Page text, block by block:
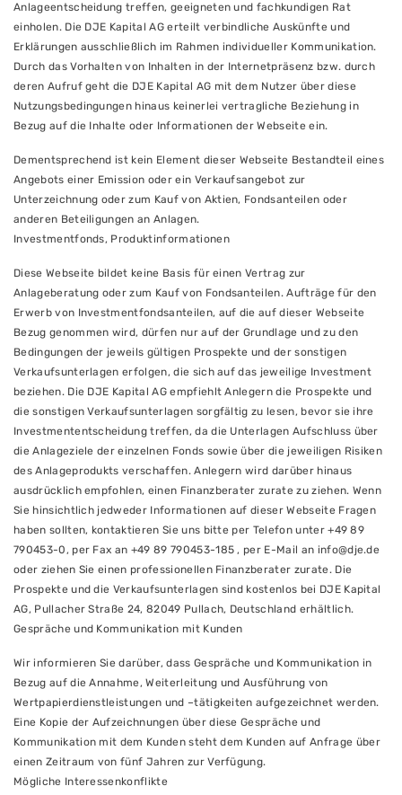
Anlageentscheidung treffen, geeigneten und fachkundigen Rat
einholen. Die DJE Kapital AG erteilt verbindliche Auskünfte und
Erklärungen ausschließlich im Rahmen individueller Kommunikation.
Durch das Vorhalten von Inhalten in der Internetpräsenz bzw. durch
deren Aufruf geht die DJE Kapital AG mit dem Nutzer über diese
Nutzungsbedingungen hinaus keinerlei vertragliche Beziehung in
Bezug auf die Inhalte oder Informationen der Webseite ein.
Dementsprechend ist kein Element dieser Webseite Bestandteil eines
Angebots einer Emission oder ein Verkaufsangebot zur
Unterzeichnung oder zum Kauf von Aktien, Fondsanteilen oder
anderen Beteiligungen an Anlagen.
Investmentfonds, Produktinformationen
Diese Webseite bildet keine Basis für einen Vertrag zur
Anlageberatung oder zum Kauf von Fondsanteilen. Aufträge für den
Erwerb von Investmentfondsanteilen, auf die auf dieser Webseite
Bezug genommen wird, dürfen nur auf der Grundlage und zu den
Bedingungen der jeweils gültigen Prospekte und der sonstigen
Verkaufsunterlagen erfolgen, die sich auf das jeweilige Investment
beziehen. Die DJE Kapital AG empfiehlt Anlegern die Prospekte und
die sonstigen Verkaufsunterlagen sorgfältig zu lesen, bevor sie ihre
Investmententscheidung treffen, da die Unterlagen Aufschluss über
die Anlageziele der einzelnen Fonds sowie über die jeweiligen Risiken
des Anlageprodukts verschaffen. Anlegern wird darüber hinaus
ausdrücklich empfohlen, einen Finanzberater zurate zu ziehen. Wenn
Sie hinsichtlich jedweder Informationen auf dieser Webseite Fragen
haben sollten, kontaktieren Sie uns bitte per Telefon unter +49 89
790453-0, per Fax an +49 89 790453-185 , per E-Mail an info@dje.de
oder ziehen Sie einen professionellen Finanzberater zurate. Die
Prospekte und die Verkaufsunterlagen sind kostenlos bei DJE Kapital
AG, Pullacher Straße 24, 82049 Pullach, Deutschland erhältlich.
Gespräche und Kommunikation mit Kunden
Wir informieren Sie darüber, dass Gespräche und Kommunikation in
Bezug auf die Annahme, Weiterleitung und Ausführung von
Wertpapierdienstleistungen und –tätigkeiten aufgezeichnet werden.
Eine Kopie der Aufzeichnungen über diese Gespräche und
Kommunikation mit dem Kunden steht dem Kunden auf Anfrage über
einen Zeitraum von fünf Jahren zur Verfügung.
Mögliche Interessenkonflikte